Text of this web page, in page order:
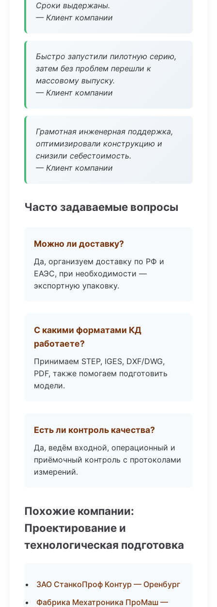
Сроки выдержаны.
— Клиент компании
Быстро запустили пилотную серию,
затем без проблем перешли к
массовому выпуску.
— Клиент компании
Грамотная инженерная поддержка,
оптимизировали конструкцию и
снизили себестоимость.
— Клиент компании
Часто задаваемые вопросы
Можно ли доставку?
Да, организуем доставку по РФ и
ЕАЭС, при необходимости —
экспортную упаковку.
С какими форматами КД
работаете?
Принимаем STEP, IGES, DXF/DWG,
PDF, также помогаем подготовить
модели.
Есть ли контроль качества?
Да, ведём входной, операционный и
приёмочный контроль с протоколами
измерений.
Похожие компании:
Проектирование и
технологическая подготовка
ЗАО СтанкоПроф Контур — Оренбург
Фабрика Мехатроника ПроМаш —